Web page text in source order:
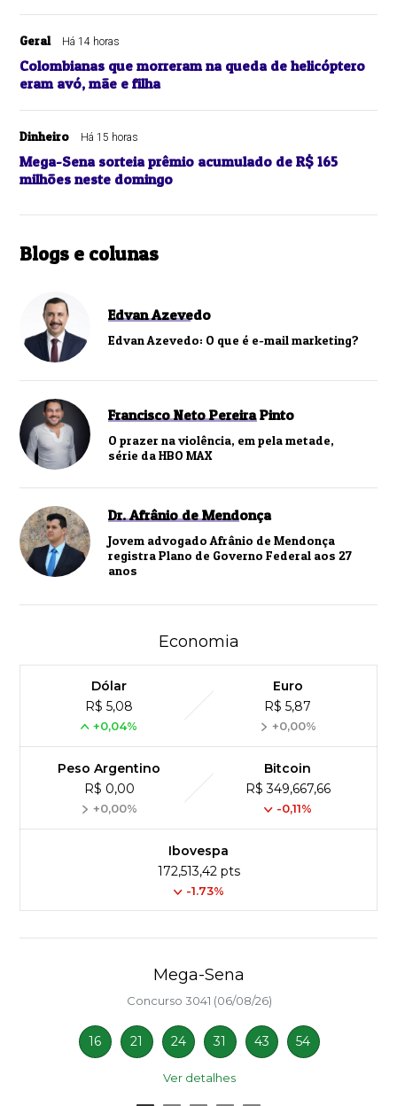
Geral Há 14 horas
Colombianas que morreram na queda de helicóptero
eram avó, mãe e filha
Dinheiro Há 15 horas
Mega-Sena sorteia prêmio acumulado de R$ 165
milhões neste domingo
Blogs e colunas
Edvan Azevedo
Edvan Azevedo: O que é e-mail marketing?
Francisco Neto Pereira Pinto
O prazer na violência, em pela metade,
série da HBO MAX
Dr. Afrânio de Mendonça
Jovem advogado Afrânio de Mendonça
registra Plano de Governo Federal aos 27
anos
Economia
Dólar
R$ 5,08
+0,04%
Euro
R$ 5,87
+0,00%
Peso Argentino
R$ 0,00
+0,00%
Bitcoin
R$ 349,667,66
-0,11%
Ibovespa
172,513,42 pts
-1.73%
Mega-Sena
Concurso 3041 (06/08/26)
16 21 24 31 43 54
Ver detalhes